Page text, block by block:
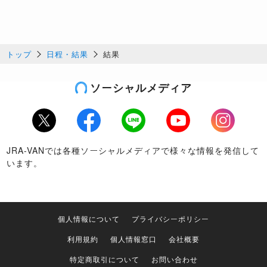
トップ 日程・結果 結果
ソーシャルメディア
Twitter Facebook LINE Youtube
Instagram
JRA-VANでは各種ソーシャルメディアで様々な情報を発信して
います。
個人情報について
プライバシーポリシー
利用規約
個人情報窓口
会社概要
特定商取引について
お問い合わせ